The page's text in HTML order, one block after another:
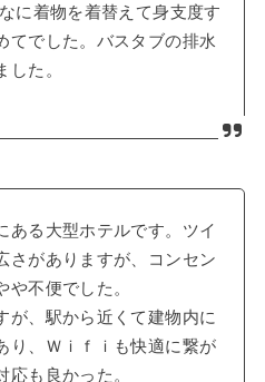
に着物を着替えて身支度す
てでした。バスタブの排水
した。
ある大型ホテルです。ツイ
さがありますが、コンセン
や不便でした。
が、駅から近くて建物内に
り、Ｗｉｆｉも快適に繋が
応も良かった。